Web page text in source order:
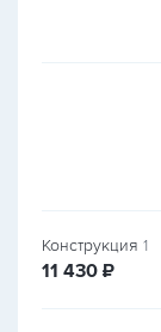
Конструкция 1
11 430 руб.
₽